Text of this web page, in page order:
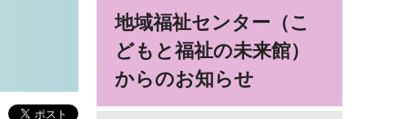
地域福祉センター（こ
どもと福祉の未来館）
からのお知らせ